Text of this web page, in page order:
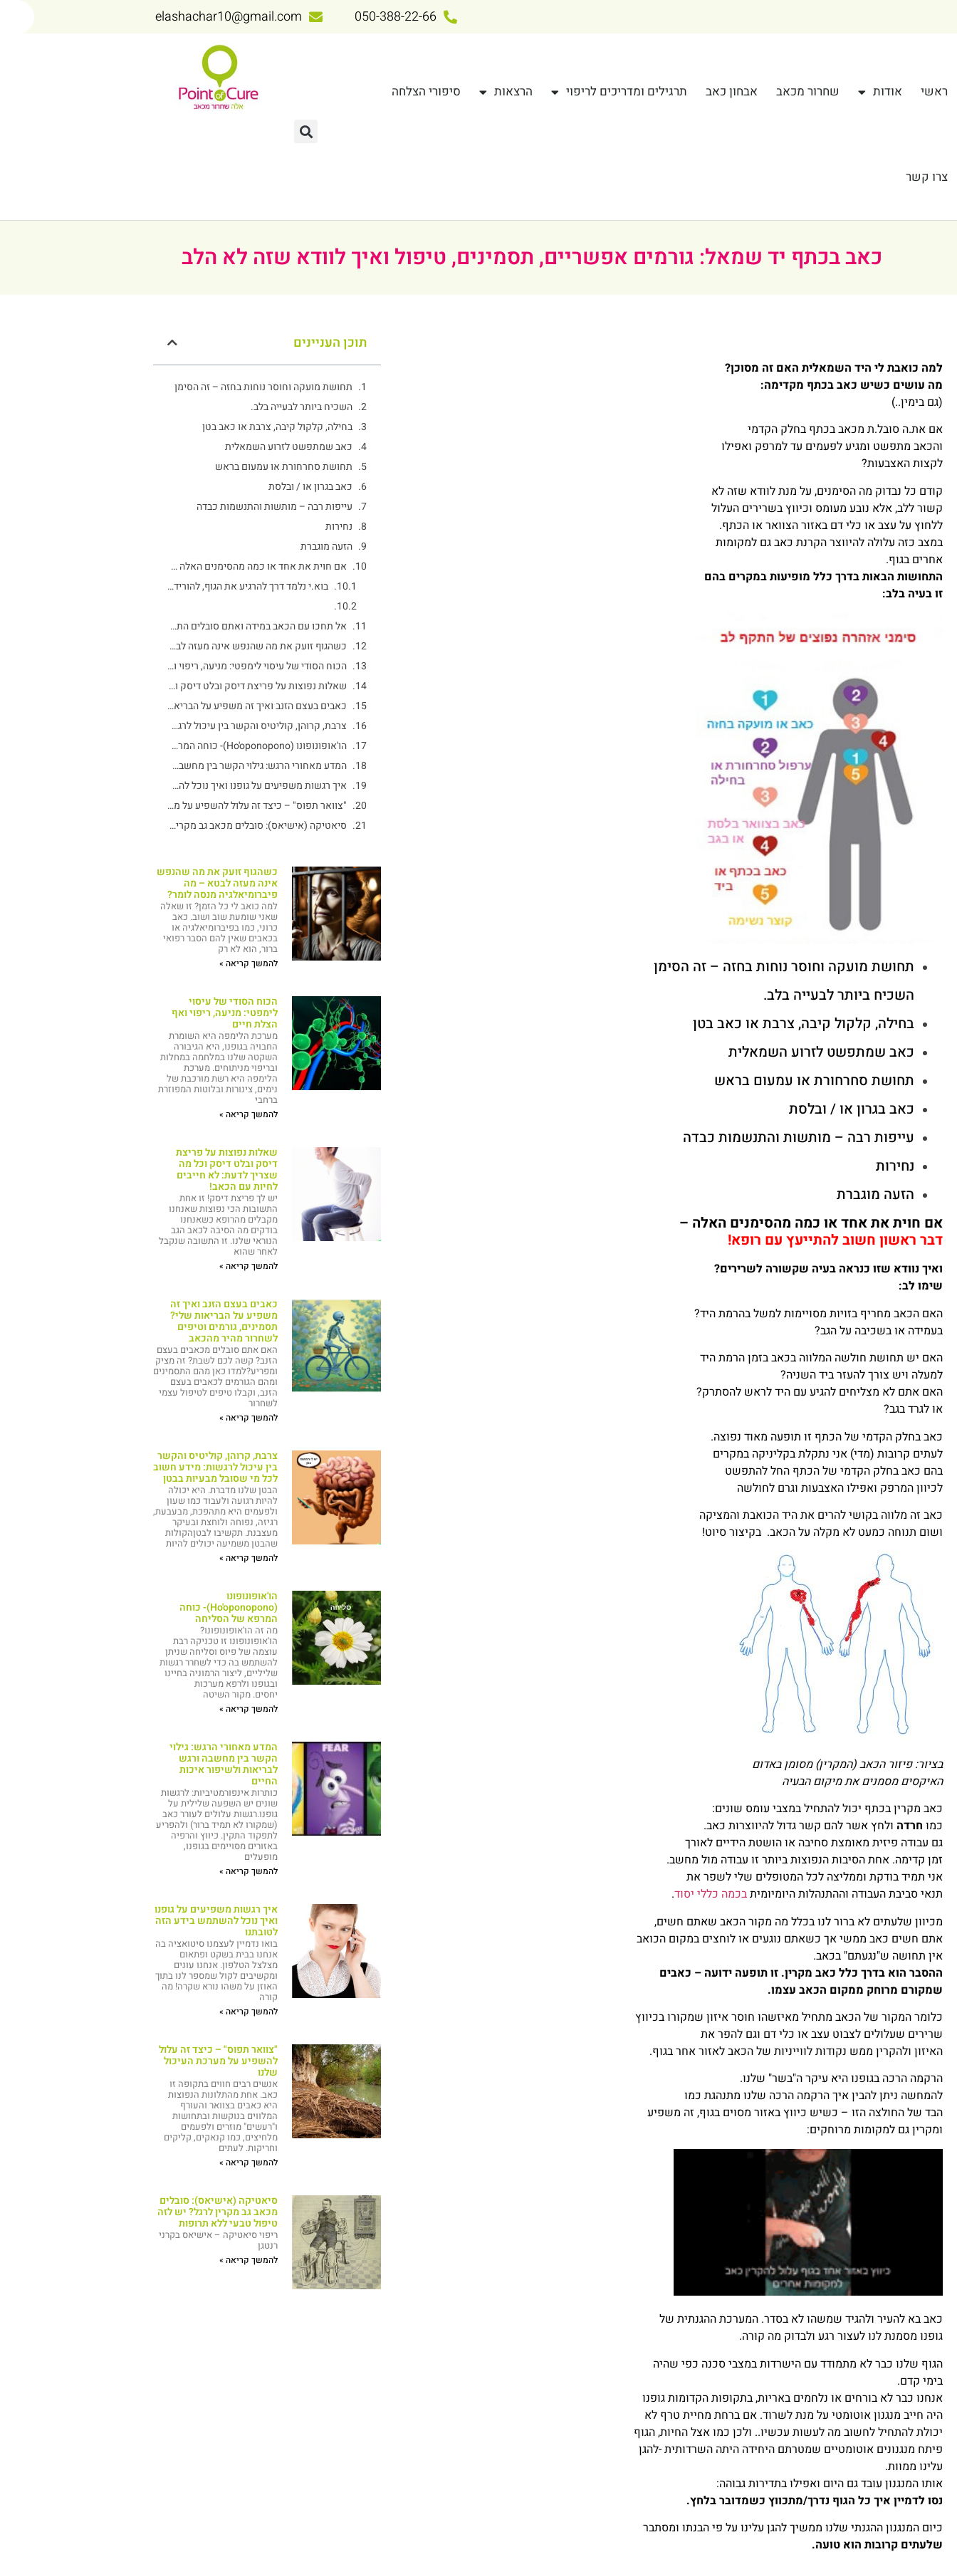
050-388-22-66
elashachar10@gmail.com
ראשי אודות שחרור מכאב אבחון כאב תרגילים ומדריכים לריפוי הרצאות סיפורי הצלחה
צרו קשר
כאב בכתף יד שמאל: גורמים אפשריים, תסמינים, טיפול ואיך לוודא שזה לא הלב
למה כואבת לי היד השמאלית האם זה מסוכן?
מה עושים כשיש כאב בכתף מקדימה:
(גם בימין..)
אם את.ה סובל.ת מכאב בכתף בחלק הקדמי
והכאב מתפשט ומגיע לפעמים עד למרפק ואפילו
לקצות האצבעות?
קודם כל נבדוק מה הסימנים, על מנת לוודא שזה לא
קשור ללב, אלא נובע מעומס וכיווץ בשרירים העלול
ללחוץ על עצב או כלי דם באזור הצוואר או הכתף.
במצב כזה עלולה להיווצר הקרנת כאב גם למקומות
אחרים בגוף.
התחושות הבאות בדרך כלל מופיעות במקרים בהם
זו בעיה בלב:
תחושת מועקה וחוסר נוחות בחזה – זה הסימן
השכיח ביותר לבעייה בלב.
בחילה, קלקול קיבה, צרבת או כאב בטן
כאב שמתפשט לזרוע השמאלית
תחושת סחרחורת או עמעום בראש
כאב בגרון או / ובלסת
עייפות רבה – מותשות והתנשמות כבדה
נחירות
הזעה מוגברת
אם חוית את אחד או כמה מהסימנים האלה –
דבר ראשון חשוב להתייעץ עם רופא!
ואיך נוודא שזו כנראה בעיה שקשורה לשרירים?
שימו לב:
האם הכאב מחריף בזויות מסויימות למשל בהרמת היד?
בעמידה או בשכיבה על הגב?
האם יש תחושת חולשה המלווה בכאב בזמן הרמת היד
למעלה ויש צורך להעזר ביד השניה?
האם אתם לא מצליחים להגיע עם היד לראש להסתרק?
או לגרד בגב?
כאב בחלק הקדמי של הכתף זו תופעה מאוד נפוצה.
לעתים קרובות (מדי) אני נתקלת בקליניקה במקרים
בהם כאב בחלק הקדמי של הכתף החל להתפשט
לכיוון המרפק ואפילו האצבעות וגרם לחולשה
כאב זה מלווה בקושי להרים את היד הכואבת והמציקה
ושום תנוחה כמעט לא מקלה על הכאב. בקיצור סיוט!
בציור: פיזור הכאב (המקרין) מסומן באדום
האיקסים מסמנים את מיקום הבעיה
כאב מקרין בכתף יכול להתחיל במצבי עומס שונים:
כמו חרדה ולחץ אשר להם קשר גדול להיווצרות כאב.
גם עבודה פיזית מאומצת סחיבה או הושטת הידיים לאורך
זמן קדימה. אחת הסיבות הנפוצות ביותר זו עבודה מול מחשב.
אני תמיד בודקת וממליצה לכל המטופלים שלי לשפר את
תנאי סביבת העבודה וההתנהלות היומיומיתבכמה כללי יסוד.
מכיוון שלעתים לא ברור לנו בכלל מה מקור הכאב שאתם חשים,
אתם חשים כאב ממשי אך כשאתם נוגעים או לוחצים במקום הכואב
אין תחושה ש"נגעתם" בכאב.
ההסבר הוא בדרך כלל כאב מקרין. זו תופעה ידועה – כאבים
שמקורם מרוחק ממקום הכאב עצמו.
כלומר המקור של הכאב מתחיל מאיזשהו חוסר איזון שמקורו בכיווץ
שרירים שעלולים לצבוט עצב או כלי דם וגם להפר את
האיזון ולהקרין ממש נקודות לווייניות של הכאב לאזור אחר בגוף.
הרקמה הרכה בגופנו היא עיקר ה"בשר" שלנו.
להמחשה ניתן להבין איך הרקמה הרכה שלנו מתנהגת כמו
הבד של החולצה הזו – כשיש כיווץ באזור מסוים בגוף, זה משפיע
ומקרין גם למקומות מרוחקים:
כאב בא להעיר ולהגיד שמשהו לא בסדר. המערכת ההגנתית של
גופנו מסמנת לנו לעצור רגע ולבדוק מה קורה.
הגוף שלנו כבר לא מתמודד עם הישרדות במצבי סכנה כפי שהיה
בימי קדם.
אנחנו כבר לא בורחים או נלחמים באריות, בתקופות הקדומות גופנו
היה חייב מנגנון אוטומטי על מנת לשרוד. אם ברחת מחיית טרף לא
יכולת להתחיל לחשוב מה לעשות עכשיו.. ולכן כמו אצל החיות, הגוף
פיתח מנגנונים אוטומטיים שמטרתם היחידה היתה השרדותית -להגן
עלינו ממוות.
אותו המנגנון עובד גם היום ואפילו בתדירות גבוהה:
נסו לדמיין איך כל הגוף נדרך/מתכווץ כשמדובר בלחץ.
כיום המנגנון ההגנתי שלנו ממשיך להגן עלינו על פי הבנתו ומסתבר
שלעתים קרובות הוא טועה.
תוכן העניינים
תחושת מועקה וחוסר נוחות בחזה – זה הסימן
השכיח ביותר לבעייה בלב.
בחילה, קלקול קיבה, צרבת או כאב בטן
כאב שמתפשט לזרוע השמאלית
תחושת סחרחורת או עמעום בראש
כאב בגרון או / ובלסת
עייפות רבה – מותשות והתנשמות כבדה
נחירות
הזעה מוגברת
אם חוית את אחד או כמה מהסימנים האלה –דבר ראשון חשוב להתייעץ עם רופא!
בוא.י נלמד דרך להרגיע את הגוף, להוריד את המתח:נשב בנינוחות במקום נוח ושקט וננשום כמה נשימות. נרוקן את הבטןונתחיל לנשום לאט בקצב של 5 – נספור בלב 5 ממש בקצב של 5 שניות.נרגיש איך הבטן עולה ומתמלאת לגמרי, נעצור ל5 ונרוקן את הבטן ב5.נוציא לאט לאט את האויר עד הסוף ונעצור את הנשימה ל5. נחזור על כך2-3 מחזורים, זה הכול4*5
אל תחכו עם הכאב במידה ואתם סובלים התקשרו לתאםטיפול לשחרור מהכאב: 050-3882266
כשהגוף זועק את מה שהנפש אינה מעזה לבטא – מה פיברומיאלגיה מנסה לומר?
הכוח הסודי של עיסוי לימפטי: מניעה, ריפוי ואף הצלת חיים
שאלות נפוצות על פריצת דיסק ובלט דיסק וכל מה שצריך לדעת: לא חייבים לחיות עם הכאב!
כאבים בעצם הזנב ואיך זה משפיע על הבריאות שלי? תסמינים, גורמים וטיפים לשחרור מהיר מהכאב
צרבת, קרוהן, קוליטיס והקשר בין עיכול לרגשות: מידע חשוב לכל מי שסובל מבעיות בבטן
הו'אופונופונו (Ho'oponopono)- כוחה המרפא של הסליחה
המדע מאחורי הרגש: גילוי הקשר בין מחשבה ורגש לבריאות ולשיפור איכות החיים
איך רגשות משפיעים על גופנו ואיך נוכל להשתמש בידע הזה לטובתנו
"צוואר תפוס" – כיצד זה עלול להשפיע על מערכת העיכול שלנו
סיאטיקה (אישיאס): סובלים מכאב גב מקרין לרגל? יש לזה טיפול טבעי ללא תרופות
כשהגוף זועק את מה שהנפש
אינה מעזה לבטא – מה
פיברומיאלגיה מנסה לומר?
למה כואב לי כל הזמן? זו שאלה
שאני שומעת שוב ושוב. כאב
כרוני, כמו בפיברומיאלגיה או
בכאבים שאין להם הסבר רפואי
ברור, הוא לא רק
להמשך קריאה »
הכוח הסודי של עיסוי
לימפטי: מניעה, ריפוי ואף
הצלת חיים
מערכת הלימפה היא השומרת
החבויה בגופנו, היא הגיבורה
השקטה שלנו במלחמה במחלות
ובריפוי מניתוחים. מערכת
הלימפה היא רשת מורכבת של
נימים, צינורות ובלוטות המפוזרת
ברחבי
להמשך קריאה »
שאלות נפוצות על פריצת
דיסק ובלט דיסק וכל מה
שצריך לדעת: לא חייבים
לחיות עם הכאב!
יש לך פריצת דיסק! זו אחת
התשובות הכי נפוצות שאנחנו
מקבלים מהרופא כשאנחנו
בודקים מה הסיבה לכאב הגב
הנוראי שלנו. זו התשובה שנקבל
לאחר שהוא
להמשך קריאה »
כאבים בעצם הזנב ואיך זה
משפיע על הבריאות שלי?
תסמינים, גורמים וטיפים
לשחרור מהיר מהכאב
האם אתם סובלים מכאבים בעצם
הזנב? קשה לכם לשבת? זה מציק
ומפריע?למדו כאן מהם התסמינים
ומהם הגורמים לכאבים בעצם
הזנב, וקבלו טיפים לטיפול עצמי
לשחרור
להמשך קריאה »
צרבת, קרוהן, קוליטיס והקשר
בין עיכול לרגשות: מידע חשוב
לכל מי שסובל מבעיות בבטן
הבטן שלנו מדברת. היא יכולה
להיות רגועה ולעבוד כמו שעון
ולפעמים היא מתהפכת, מבעבעת,
רגיזה, נפוחה ולוחצת ובעיקר
מעצבנת. תקשיבו לבטןהקולות
שהבטן משמיעה יכולים להיות
להמשך קריאה »
הו'אופונופונו
(Ho'oponopono)- כוחה
המרפא של הסליחה
מה זה הו'אופונופונו?
הו'אופונופונו זו טכניקה רבת
עוצמה של פיוס וסליחה שניתן
להשתמש בה כדי לשחרר רגשות
שליליים, ליצור הרמוניה בחיינו
ובגופנו ולרפא מערכות
יחסים. מקור השיטה
להמשך קריאה »
המדע מאחורי הרגש: גילוי
הקשר בין מחשבה ורגש
לבריאות ולשיפור איכות
החיים
כותרות אינפורמטיביות: לרגשות
שונים יש השפעה שלילית על
גופנו.רגשות עלולים לעורר כאב
(שמקורו לא תמיד ברור) ולהפריע
לתפקוד התקין. כיווץ והרפיה
באזורים מסויימים בגופנו,
מופעלים
להמשך קריאה »
איך רגשות משפיעים על גופנו
ואיך נוכל להשתמש בידע הזה
לטובתנו
בואו נדמיין לעצמנו סיטואציה בה
אנחנו בבית בשקט ופתאום
מצלצל הטלפון. אנחנו עונים
ומקשיבים לקול שמספר לנו בתוך
האוזן על משהו נורא שקרה! מה
קורה
להמשך קריאה »
"צוואר תפוס" – כיצד זה עלול
להשפיע על מערכת העיכול
שלנו
אנשים רבים חווים בתקופה זו
כאב. אחת מהתלונות הנפוצות
היא כאבים בצוואר והעורף
המלווים בנוקשות ובתחושות
ו"רעשים" מוזרים ולפעמים
מלחיצים, כמו קנאקים, קליקים
וחריקות. לעתים
להמשך קריאה »
סיאטיקה (אישיאס): סובלים
מכאב גב מקרין לרגל? יש לזה
טיפול טבעי ללא תרופות
ריפוי סיאטיקה – אישיאס בקרני
רנטגן
להמשך קריאה »